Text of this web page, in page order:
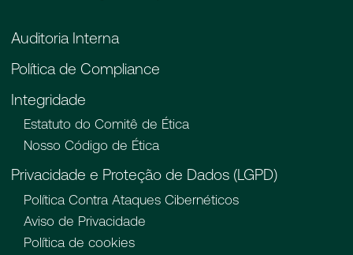
Auditoria Interna
Política de Compliance
Integridade
Estatuto do Comitê de Ética
Nosso Código de Ética
Privacidade e Proteção de Dados (LGPD)
Política Contra Ataques Cibernéticos
Aviso de Privacidade
Política de cookies